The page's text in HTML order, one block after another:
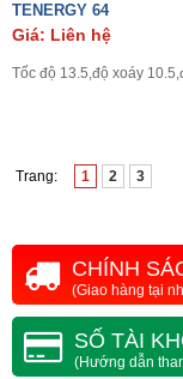
TENERGY 64
Giá: Liên hệ
Tốc độ 13.5,độ xoáy
Trang: 1 2 3
CHÍNH
(Giao hàng tại
SỐ TÀI
(Hướng dẫn